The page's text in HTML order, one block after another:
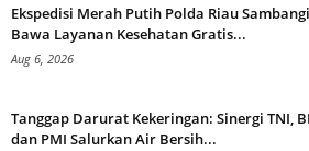
Ekspedisi Merah Putih Polda Riau
Bawa Layanan Kesehatan Gratis...
Aug 6, 2026
Tanggap Darurat Kekeringan: Sinergi TNI,
dan PMI Salurkan Air Bersih...